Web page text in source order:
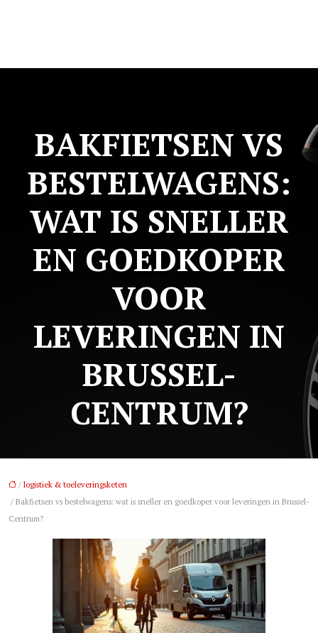
BAKFIETSEN VS
BESTELWAGENS:
WAT IS SNELLER
EN GOEDKOPER
VOOR
LEVERINGEN IN
BRUSSEL-
CENTRUM?
/ logistiek & toeleveringsketen
/ Bakfietsen vs bestelwagens: wat is sneller en goedkoper voor leveringen in Brussel-
Centrum?